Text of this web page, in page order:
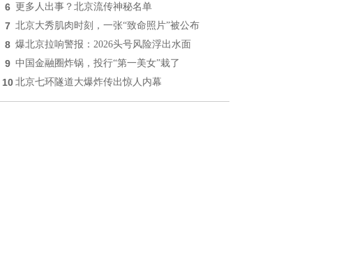
6 更多人出事？北京流传神秘名单
7 北京大秀肌肉时刻，一张“致命照片”被公布
8 爆北京拉响警报：2026头号风险浮出水面
9 中国金融圈炸锅，投行“第一美女”栽了
10 北京七环隧道大爆炸传出惊人内幕